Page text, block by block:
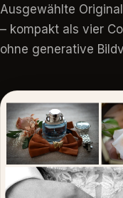
Ausgewählte
– kompakt als vier
ohne generative